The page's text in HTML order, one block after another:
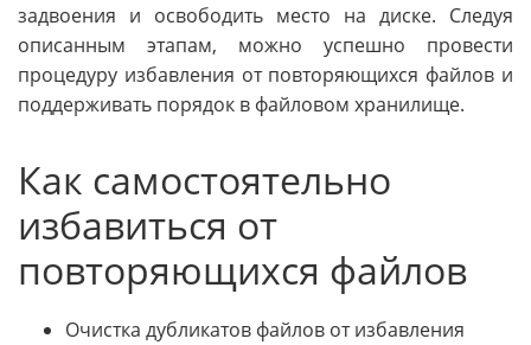
задвоения и освободить место на диске. Следуя
описанным этапам, можно успешно провести
процедуру избавления от повторяющихся файлов и
поддерживать порядок в файловом хранилище.
Как самостоятельно
избавиться от
повторяющихся файлов
Очистка дубликатов файлов от избавления